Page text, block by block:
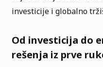
investicije i globalno
Od investicija do
rešenja iz prve